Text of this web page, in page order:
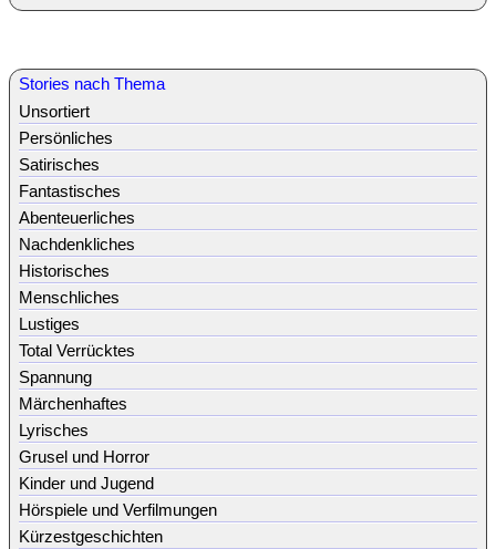
Stories nach Thema
Unsortiert
Persönliches
Satirisches
Fantastisches
Abenteuerliches
Nachdenkliches
Historisches
Menschliches
Lustiges
Total Verrücktes
Spannung
Märchenhaftes
Lyrisches
Grusel und Horror
Kinder und Jugend
Hörspiele und Verfilmungen
Kürzestgeschichten